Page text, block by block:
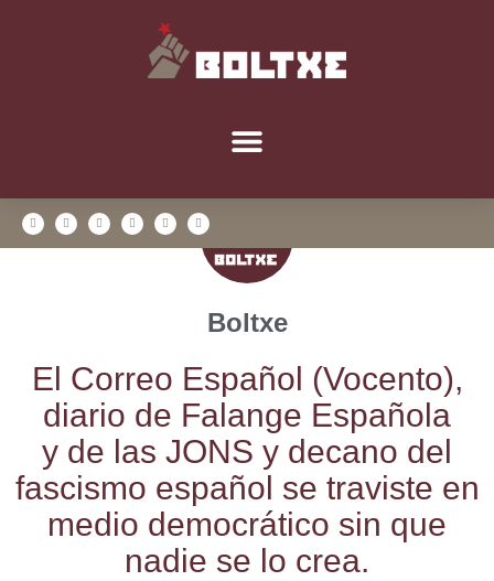
Boltxe
El Correo Espa­ñol (Vocen­to),
dia­rio de Falan­ge Espa­ño­la
y de las JONS y decano del
fas­cis­mo espa­ñol se tra­vis­te en
medio demo­crá­ti­co sin que
nadie se lo crea.